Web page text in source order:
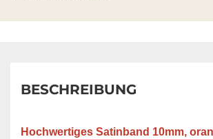
BESCHREIBUNG
Hochwertiges Satinband 10mm,